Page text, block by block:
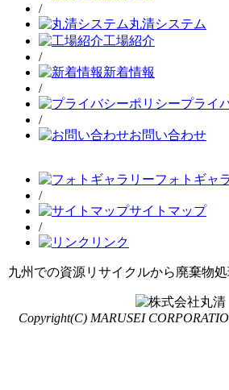
/
丸清システム
工場紹介
/
新着情報
/
プライ
/
お問い合わせ
フォトギャ
/
サイトマップ
/
リンク
九州での資源リサイクルから廃棄物
Copyright(C) MARUSEI